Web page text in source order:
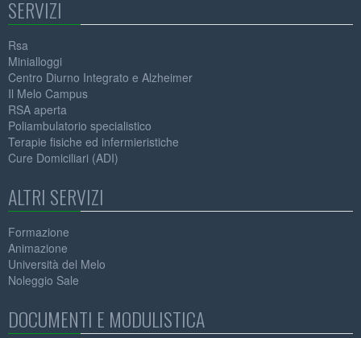
SERVIZI
Rsa
Minialloggi
Centro Diurno Integrato e Alzheimer
Il Melo Campus
RSA aperta
Poliambulatorio specialistico
Terapie fisiche ed infermieristiche
Cure Domiciliari (ADI)
ALTRI SERVIZI
Formazione
Animazione
Università del Melo
Noleggio Sale
DOCUMENTI E MODULISTICA